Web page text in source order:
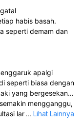
habis basah.
seperti demam dan
apalgi
seperti biasa dengan
yang bergesekan
mengganggu,
langsung dengan
untuk
... Lihat Lainnya